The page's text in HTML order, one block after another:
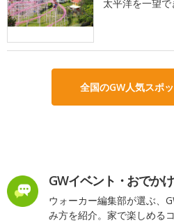
太平洋を一望
全国のGW人気スポ
GWイベント・おでか
ウォーカー編集部が選ぶ、
み方を紹介。家で楽しめる